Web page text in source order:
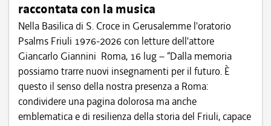
raccontata con la musica
Nella Basilica di S. Croce in Gerusalemme l'oratorio
Psalms Friuli 1976-2026 con letture dell'attore
Giancarlo Giannini Roma, 16 lug – “Dalla memoria
possiamo trarre nuovi insegnamenti per il futuro. È
questo il senso della nostra presenza a Roma:
condividere una pagina dolorosa ma anche
emblematica e di resilienza della storia del Friuli, capace